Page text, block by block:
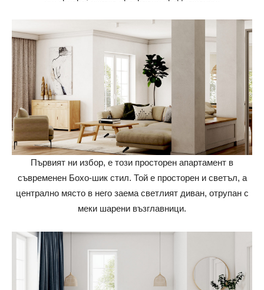
Първият ни избор, е този просторен апартамент в
съвременен Бохо-шик стил. Той е просторен и светъл, а
централно място в него заема светлият диван, отрупан с
меки шарени възглавници.